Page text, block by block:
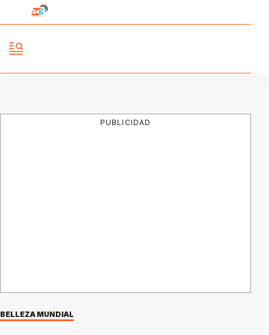
PUBLICIDAD
BELLEZA MUNDIAL